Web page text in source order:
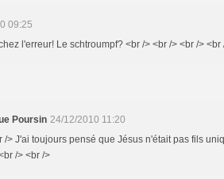
09:25
l'erreur! Le schtroumpf? <br /> <br /> <br /> <br
Poursin 24/12/2010 11:20
/> J'ai toujours pensé que Jésus n'était pas fils
/> <br />